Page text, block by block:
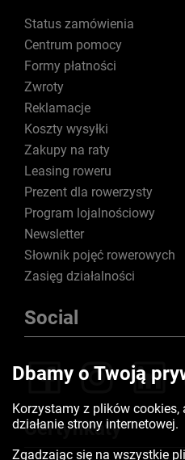
Status zamówienia
Centrum pomocy
Formy płatności
Zwroty
Reklamacje
Koszty wysyłki
Zakupy na raty
Leasing roweru
Prezent dla rowerzysty
Program lojalnościowy
Newsletter
Słownik pojęć rowerowych
Zasięg działalności
Social
Certyfikaty
Dbamy o Twoją
Korzystamy z plików cookies,
działanie strony internetowej.
Zgadzając się na wszystkie